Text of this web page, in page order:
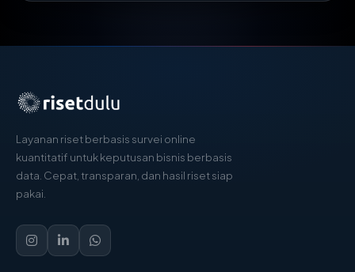
Layanan riset berbasis survei online
kuantitatif untuk keputusan bisnis berbasis
data. Cepat, transparan, dan hasil riset siap
pakai.